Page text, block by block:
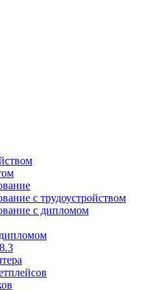
с трудоустройством
с дипломом